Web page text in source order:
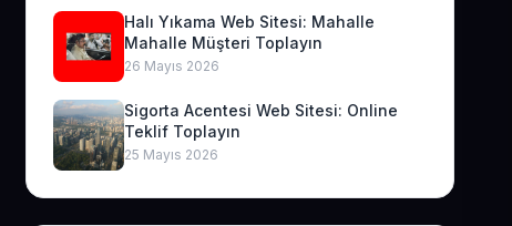
Halı Yıkama Web Sitesi: Mahalle
Mahalle Müşteri Toplayın
26 Mayıs 2026
Sigorta Acentesi Web Sitesi: Online
Teklif Toplayın
25 Mayıs 2026